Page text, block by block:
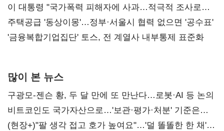
총선 지휘 못해"
이 대통령 "국가폭력 피해자에 사과…적극적 조사로
진실 밝혀야"
주택공급 '동상이몽'…정부·서울시 협력 없으면 '공수표'
'금융복합기업집단' 토스, 전 계열사 내부통제 표준화
많이 본 뉴스
구광모-젠슨 황, 두 달 만에 또 만난다…로봇·AI 등 논의
비트코인도 국가자산으로…'보관·평가·처분' 기준은
숙제
(현장+)"팔 생각 접고 호가 높여요"…'덜 똘똘한 한 채'